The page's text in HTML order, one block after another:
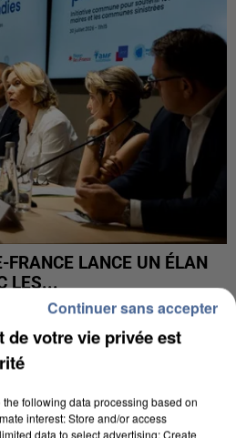
FRANCE LANCE UN ÉLAN
LES...
de votre vie privée est
the following data processing based on
interest: Store and/or access
data to select advertising; Create
Continuer sans accepter